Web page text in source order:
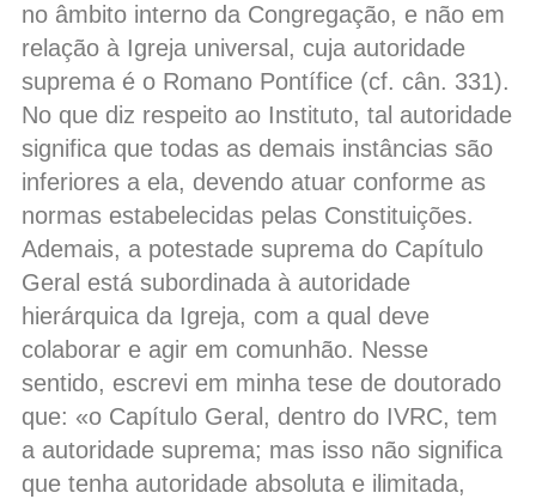
no âmbito interno da Congregação, e não em
relação à Igreja universal, cuja autoridade
suprema é o Romano Pontífice (cf. cân. 331).
No que diz respeito ao Instituto, tal autoridade
significa que todas as demais instâncias são
inferiores a ela, devendo atuar conforme as
normas estabelecidas pelas Constituições.
Ademais, a potestade suprema do Capítulo
Geral está subordinada à autoridade
hierárquica da Igreja, com a qual deve
colaborar e agir em comunhão. Nesse
sentido, escrevi em minha tese de doutorado
que: «o Capítulo Geral, dentro do IVRC, tem
a autoridade suprema; mas isso não significa
que tenha autoridade absoluta e ilimitada,